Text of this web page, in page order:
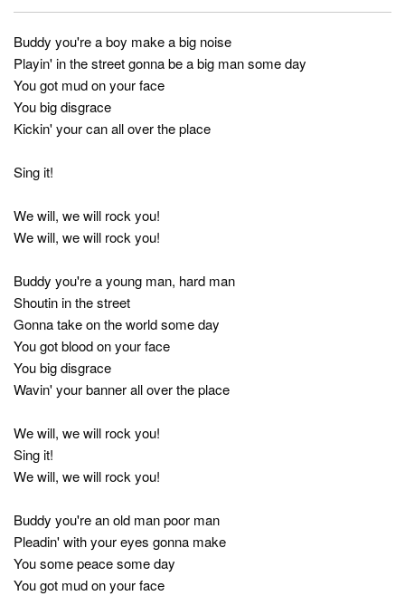
Buddy you're a boy make a big noise
Playin' in the street gonna be a big man some day
You got mud on your face
You big disgrace
Kickin' your can all over the place
Sing it!
We will, we will rock you!
We will, we will rock you!
Buddy you're a young man, hard man
Shoutin in the street
Gonna take on the world some day
You got blood on your face
You big disgrace
Wavin' your banner all over the place
We will, we will rock you!
Sing it!
We will, we will rock you!
Buddy you're an old man poor man
Pleadin' with your eyes gonna make
You some peace some day
You got mud on your face